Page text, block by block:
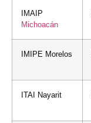
IMAIP
Michoacán
IMIPE Morelos
ITAI Nayarit